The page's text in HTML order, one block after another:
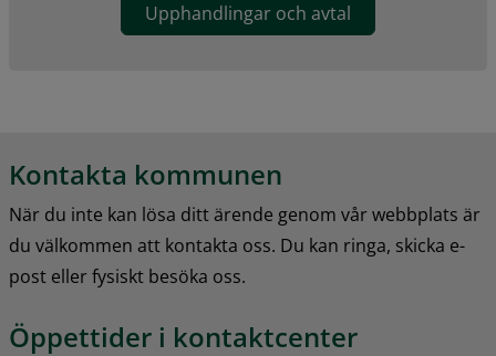
Upphandlingar och avtal
Kontakta kommunen
När du inte kan lösa ditt ärende genom vår webbplats är
du välkommen att kontakta oss. Du kan ringa, skicka e-
post eller fysiskt besöka oss.
Öppettider i kontaktcenter